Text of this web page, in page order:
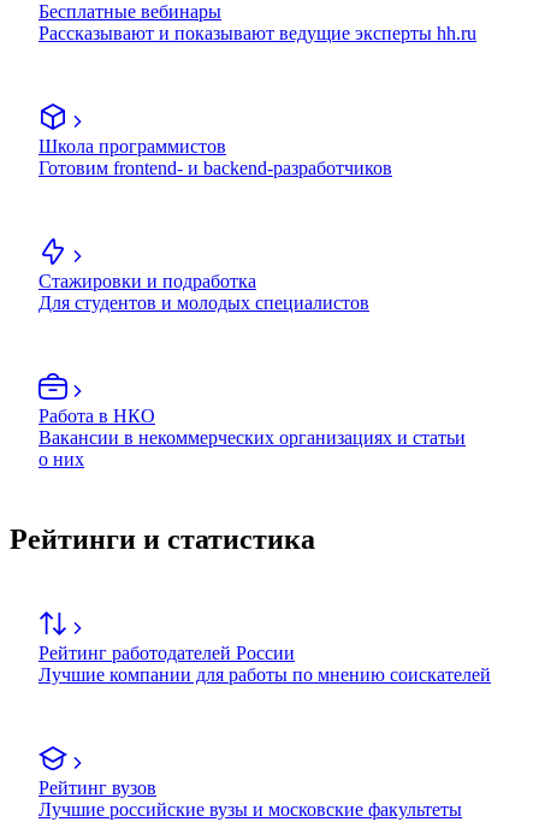
Бесплатные вебинары
Рассказывают и показывают ведущие эксперты hh.ru
Школа программистов
Готовим frontend- и backend-разработчиков
Стажировки и подработка
Для студентов и молодых специалистов
Работа в НКО
Вакансии в некоммерческих организациях и статьи
о них
Рейтинги и статистика
Рейтинг работодателей России
Лучшие компании для работы по мнению соискателей
Рейтинг вузов
Лучшие российские вузы и московские факультеты